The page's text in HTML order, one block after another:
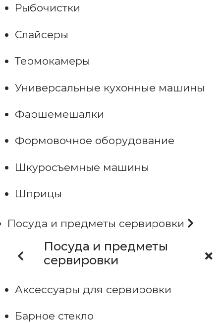
Рыбочистки
Слайсеры
Термокамеры
Универсальные кухонные машины
Фаршемешалки
Формовочное оборудование
Шкуросъемные машины
Шприцы
Посуда и предметы сервировки
Посуда и предметы
сервировки
Аксессуары для сервировки
Барное стекло